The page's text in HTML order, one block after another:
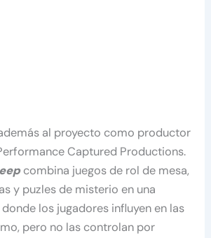
al proyecto como productor
Captured Productions.
combina juegos de rol de mesa,
y puzles de misterio en una
los jugadores influyen en las
pero no las controlan por